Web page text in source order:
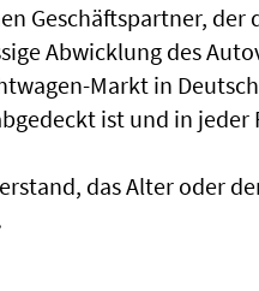
Geschäftspartner,
Abwicklung des
Markt in
ist und in jeder
das Alter oder